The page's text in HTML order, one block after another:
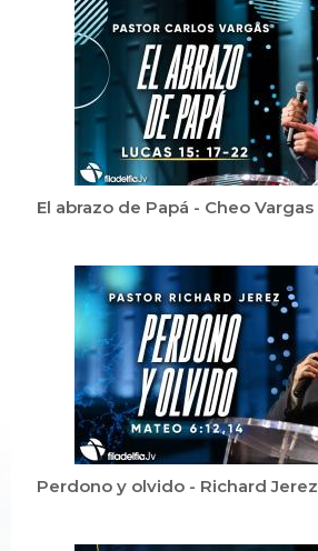
El abrazo de Papá - Cheo Vargas
Perdono y olvido - Richard Jerez